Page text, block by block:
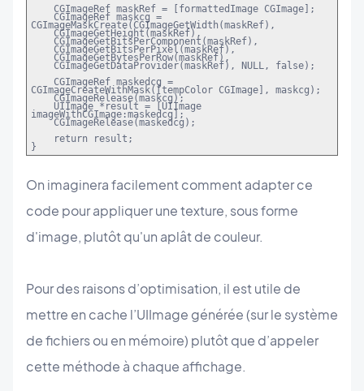
CGImageRef maskRef = [formattedImage CGImage];
CGImageRef maskcg =
CGImageMaskCreate(CGImageGetWidth(maskRef),
CGImageGetHeight(maskRef),
CGImageGetBitsPerComponent(maskRef),
CGImageGetBitsPerPixel(maskRef),
CGImageGetBytesPerRow(maskRef),
CGImageGetDataProvider(maskRef), NULL, false);
CGImageRef maskedcg =
CGImageCreateWithMask([tempColor CGImage], maskcg);
CGImageRelease(maskcg);
UIImage *result = [UIImage
imageWithCGImage:maskedcg];
CGImageRelease(maskedcg);
return result;
}
On imaginera facilement comment adapter ce
code pour appliquer une texture, sous forme
d'image, plutôt qu'un aplât de couleur.
Pour des raisons d’optimisation, il est utile de
mettre en cache l’UIImage générée (sur le système
de fichiers ou en mémoire) plutôt que d’appeler
cette méthode à chaque affichage.